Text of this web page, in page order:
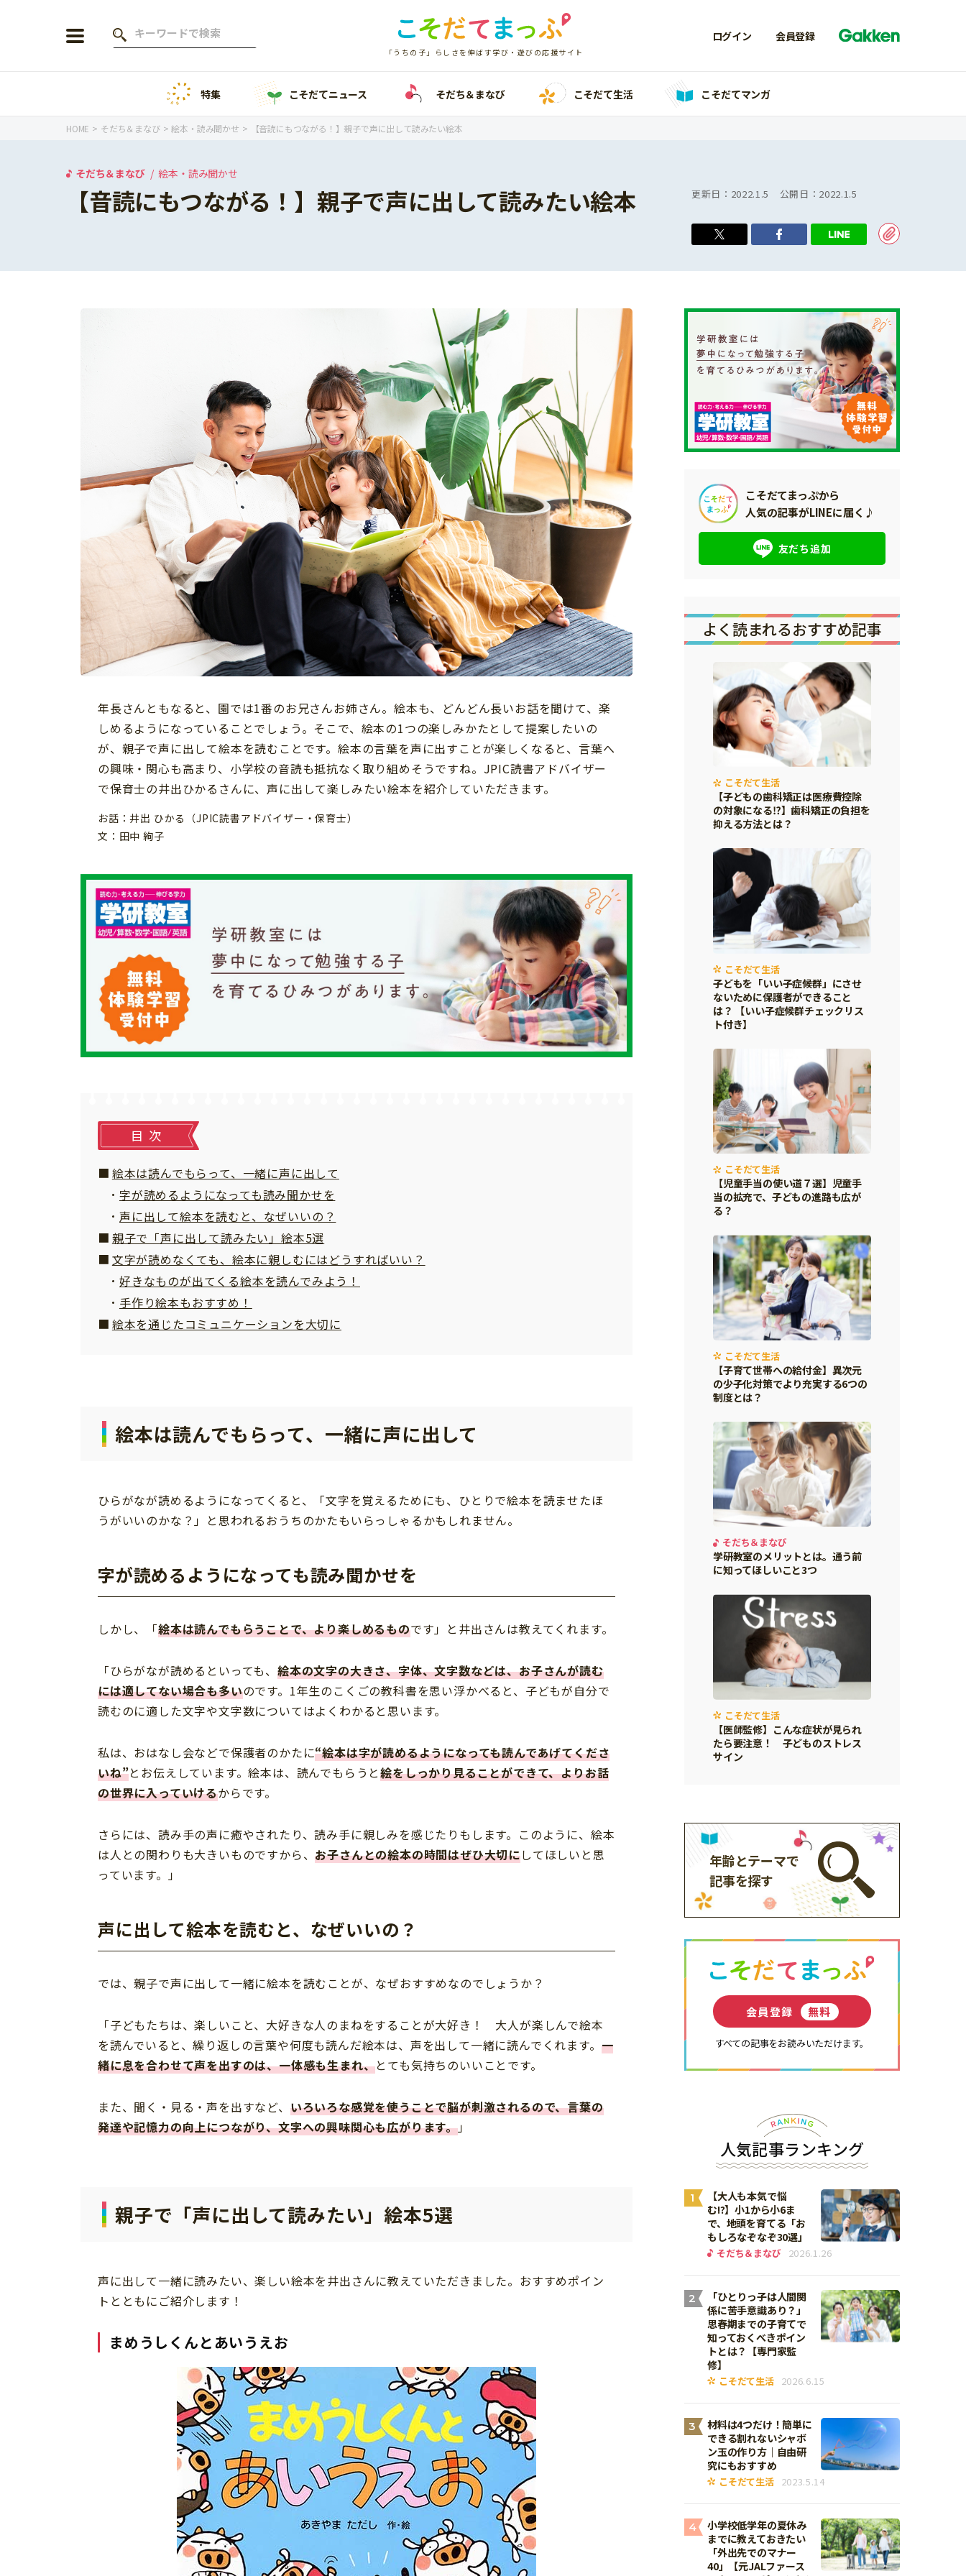
「うちの子」らしさを伸ばす学び・遊びの応援サイト
ログイン 会員登録
年齢から探す
絵本・読み聞かせ
読書感想文
本・読書
運動・あそび・ゲーム
習い事
トラブル
「こそだてまっぷ」とは
サイトのご利⽤にあたって
特集 こそだてニュース そだち＆まなび こそだて生活 こそだてマンガ
HOME そだち＆まなび 絵本・読み聞かせ 【音読にもつながる！】親子で声に出して読みたい絵本
そだち＆まなび 絵本・読み聞かせ
【音読にもつながる！】親子で声に出して読みたい絵本 更新日： 2022.1.5 公開日： 2022.1.5
年長さんともなると、園では1番のお兄さんお姉さん。絵本も、どんどん長いお話を聞けて、楽
しめるようになっていることでしょう。そこで、絵本の1つの楽しみかたとして提案したいの
が、親子で声に出して絵本を読むことです。絵本の言葉を声に出すことが楽しくなると、言葉へ
の興味・関心も高まり、小学校の音読も抵抗なく取り組めそうですね。JPIC読書アドバイザー
で保育士の井出ひかるさんに、声に出して楽しみたい絵本を紹介していただきます。
お話：井出 ひかる（JPIC読書アドバイザー・保育士）
文：田中 絢子
目次
絵本は読んでもらって、一緒に声に出して
字が読めるようになっても読み聞かせを
声に出して絵本を読むと、なぜいいの？
親子で「声に出して読みたい」絵本5選
文字が読めなくても、絵本に親しむにはどうすればいい？
好きなものが出てくる絵本を読んでみよう！
手作り絵本もおすすめ！
絵本を通じたコミュニケーションを大切に
絵本は読んでもらって、一緒に声に出して
ひらがなが読めるようになってくると、「文字を覚えるためにも、ひとりで絵本を読ませたほ
うがいいのかな？」と思われるおうちのかたもいらっしゃるかもしれません。
字が読めるようになっても読み聞かせを
しかし、「絵本は読んでもらうことで、より楽しめるものです」と井出さんは教えてくれます。
「ひらがなが読めるといっても、 絵本の文字の大きさ、字体、文字数などは、お子さんが読む
には適してない場合も多いのです。1年生のこくごの教科書を思い浮かべると、子どもが自分で
読むのに適した文字や文字数についてはよくわかると思います。
私は、おはなし会などで保護者のかたに“絵本は字が読めるようになっても読んであげてくださ
いね”とお伝えしています。絵本は、読んでもらうと絵をしっかり見ることができて、よりお話
の世界に入っていけるからです。
さらには、読み手の声に癒やされたり、読み手に親しみを感じたりもします。このように、絵本
は人との関わりも大きいものですから、お子さんとの絵本の時間はぜひ大切にしてほしいと思
っています。」
声に出して絵本を読むと、なぜいいの？
では、親子で声に出して一緒に絵本を読むことが、なぜおすすめなのでしょうか？
「子どもたちは、楽しいこと、大好きな人のまねをすることが大好き！ 大人が楽しんで絵本
を読んでいると、繰り返しの言葉や何度も読んだ絵本は、声を出して一緒に読んでくれます。 一
緒に息を合わせて声を出すのは、一体感も生まれ、とても気持ちのいいことです。
また、聞く・見る・声を出すなど、 いろいろな感覚を使うことで脳が刺激されるので、言葉の
発達や記憶力の向上につながり、文字への興味関心も広がります。」
親子で「声に出して読みたい」絵本5選
声に出して一緒に読みたい、楽しい絵本を井出さんに教えていただきました。おすすめポイン
トとともにご紹介します！
まめうしくんとあいうえお
こそだてまっぷから
人気の記事がLINEに届く♪
友だち追加
よく読まれるおすすめ記事
こそだて生活
【子どもの歯科矯正は医療費控除
の対象になる⁉】歯科矯正の負担を
抑える方法とは？
こそだて生活
子どもを「いい子症候群」にさせ
ないために保護者ができること
は？ 【いい子症候群チェックリス
ト付き】
こそだて生活
【児童手当の使い道７選】児童手
当の拡充で、子どもの進路も広が
る？
こそだて生活
【子育て世帯への給付金】異次元
の少子化対策でより充実する6つの
制度とは？
そだち＆まなび
学研教室のメリットとは。通う前
に知ってほしいこと3つ
こそだて生活
【医師監修】こんな症状が見られ
たら要注意！ 子どものストレス
サイン
年齢とテーマで
記事を探す
会員登録 無料
すべての記事をお読みいただけます。
人気記事ランキング
1
【大人も本気で悩
む!?】小1から小6ま
で、地頭を育てる「お
もしろなぞなぞ30選」
そだち＆まなび 2026.1.26
2
「ひとりっ子は人間関
係に苦手意識あり？」
思春期までの子育てで
知っておくべきポイン
トとは？【専門家監
修】
こそだて生活 2026.6.15
3
材料は4つだけ！簡単に
できる割れないシャボ
ン玉の作り方｜自由研
究にもおすすめ
こそだて生活 2023.5.14
4
小学校低学年の夏休み
までに教えておきたい
「外出先でのマナー
40」【元JALファース